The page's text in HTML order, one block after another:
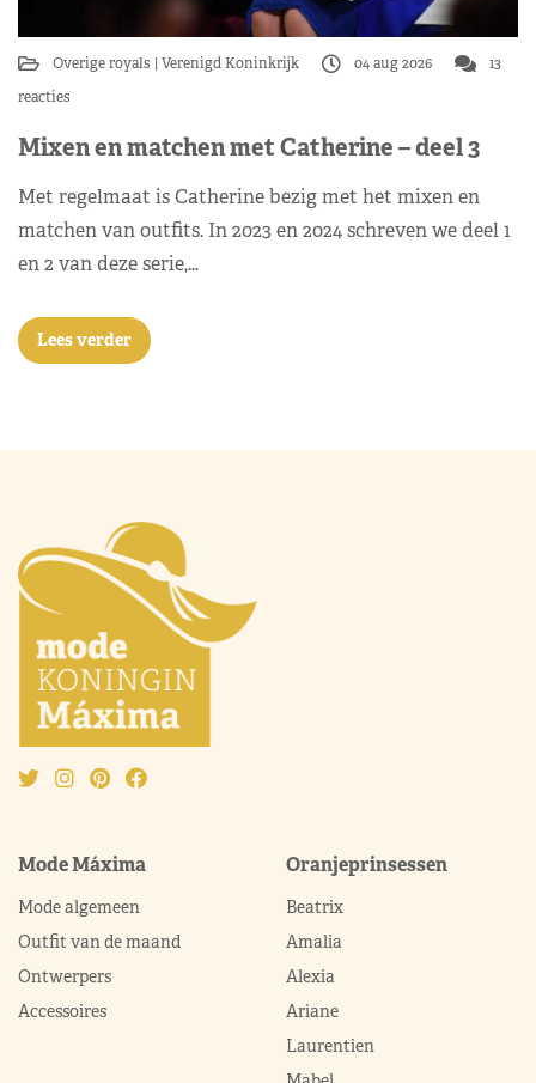
Overige royals Verenigd Koninkrijk 04 aug 2026
13
reacties
Mixen en matchen met Catherine – deel 3
Met regelmaat is Catherine bezig met het mixen en
matchen van outfits. In 2023 en 2024 schreven we deel 1
en 2 van deze serie,…
Lees verder
Mode Máxima
Mode algemeen
Outfit van de maand
Ontwerpers
Accessoires
Oranjeprinsessen
Beatrix
Amalia
Alexia
Ariane
Laurentien